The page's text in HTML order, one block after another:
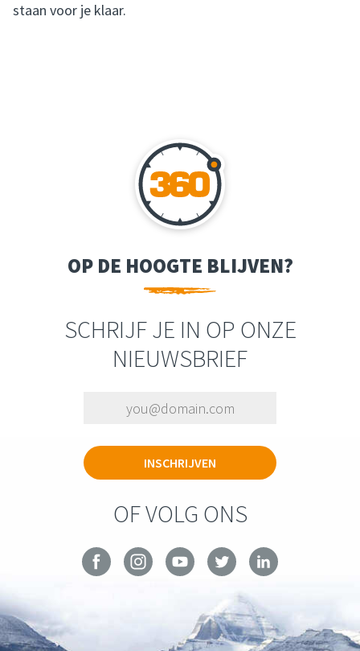
staan voor je klaar.
OP DE HOOGTE BLIJVEN?
SCHRIJF JE IN OP ONZE
NIEUWSBRIEF
OF VOLG ONS